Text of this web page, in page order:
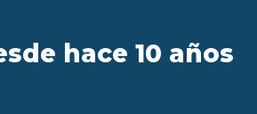
hace 10 años